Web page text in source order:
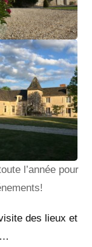
l’année pour
des lieux et